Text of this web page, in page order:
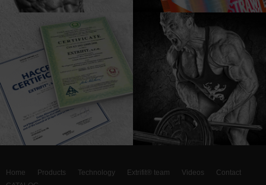
Home Products Technology Extrifit® team Videos
Contact